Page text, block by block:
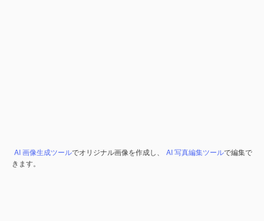
AI 画像生成ツールでオリジナル画像を作成し、 AI 写真編集ツールで編集で
きます。